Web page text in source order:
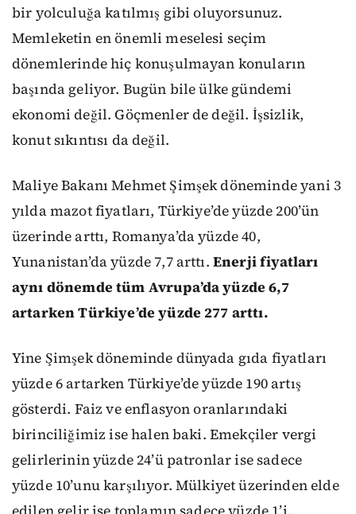
bir yolculuğa katılmış gibi oluyorsunuz.
Memleketin en önemli meselesi seçim
dönemlerinde hiç konuşulmayan konuların
başında geliyor. Bugün bile ülke gündemi
ekonomi değil. Göçmenler de değil. İşsizlik,
konut sıkıntısı da değil.
Maliye Bakanı Mehmet Şimşek döneminde yani 3
yılda mazot fiyatları, Türkiye’de yüzde 200’ün
üzerinde arttı, Romanya’da yüzde 40,
Yunanistan’da yüzde 7,7 arttı. Enerji fiyatları
aynı dönemde tüm Avrupa’da yüzde 6,7
artarken Türkiye’de yüzde 277 arttı.
Yine Şimşek döneminde dünyada gıda fiyatları
yüzde 6 artarken Türkiye’de yüzde 190 artış
gösterdi. Faiz ve enflasyon oranlarındaki
birinciliğimiz ise halen baki. Emekçiler vergi
gelirlerinin yüzde 24’ü patronlar ise sadece
yüzde 10’unu karşılıyor. Mülkiyet üzerinden elde